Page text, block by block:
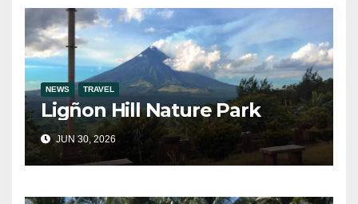
NEWS TRAVEL
Ligñon Hill Nature Park
JUN 30, 2026